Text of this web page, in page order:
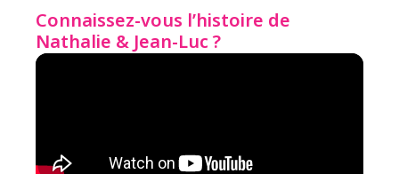
Connaissez-vous l’histoire de
Nathalie & Jean-Luc ?